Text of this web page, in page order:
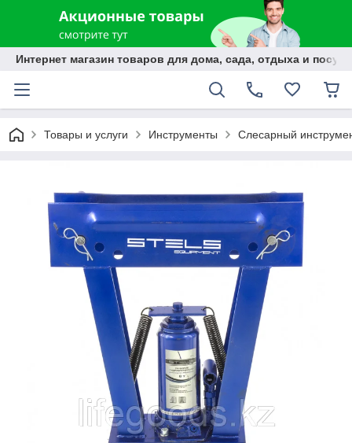
Интернет магазин товаров для дома, сада, отдыха и
Товары и услуги Инструменты Слесарный